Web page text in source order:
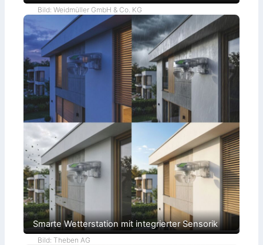
Bild: Weidmüller GmbH & Co. KG
Smarte Wetterstation mit integrierter Sensorik
Bild: Theben AG